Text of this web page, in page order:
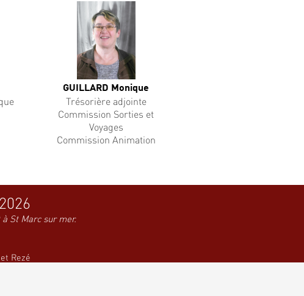
GUILLARD Monique
Trésorière adjointe
Commission Sorties et
Voyages
Commission Animation
St Marc sur mer.
Rezé